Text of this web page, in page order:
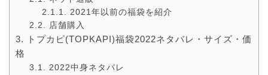
2021年以前の福袋を紹介
店舗購入
トプカピ(TOPKAPI)福袋2022ネタバレ・サイズ・価
格
2022中身ネタバレ